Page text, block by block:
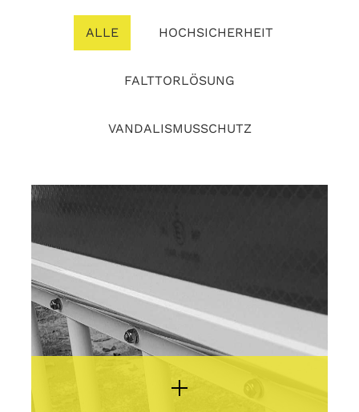
ALLE HOCHSICHERHEIT
FALTTORLÖSUNG
VANDALISMUSSCHUTZ